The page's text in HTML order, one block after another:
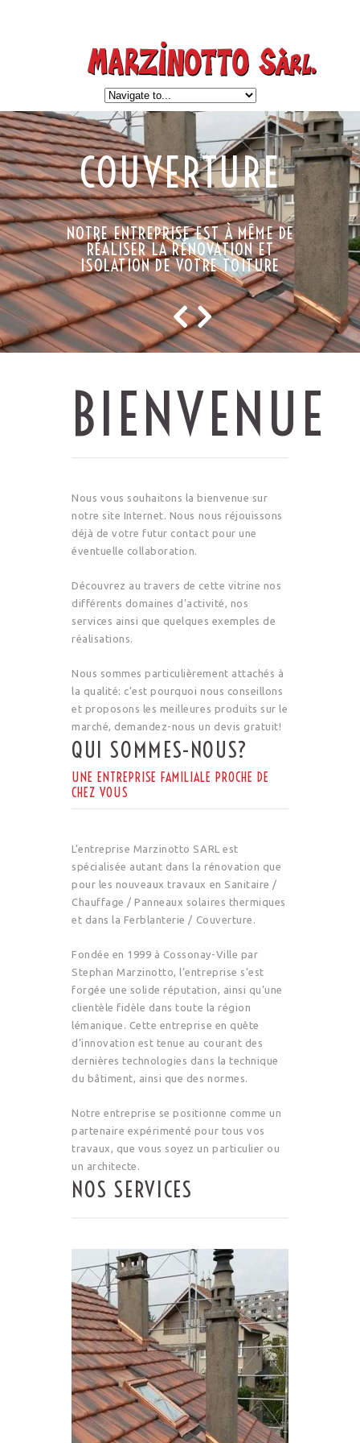
COUVERTURE
NOTRE ENTREPRISE EST À MÊME DE
RÉALISER LA RÉNOVATION ET
ISOLATION DE VOTRE TOITURE
BIENVENUE
Nous vous souhaitons la bienvenue sur
notre site Internet. Nous nous réjouissons
déjà de votre futur contact pour une
éventuelle collaboration.
Découvrez au travers de cette vitrine nos
différents domaines d’activité, nos
services ainsi que quelques exemples de
réalisations.
Nous sommes particulièrement attachés à
la qualité: c’est pourquoi nous conseillons
et proposons les meilleures produits sur le
marché, demandez-nous un devis gratuit!
QUI SOMMES-NOUS?
UNE ENTREPRISE FAMILIALE PROCHE DE
CHEZ VOUS
L’entreprise Marzinotto SARL est
spécialisée autant dans la rénovation que
pour les nouveaux travaux en Sanitaire /
Chauffage / Panneaux solaires thermiques
et dans la Ferblanterie / Couverture.
Fondée en 1999 à Cossonay-Ville par
Stephan Marzinotto, l’entreprise s’est
forgée une solide réputation, ainsi qu’une
clientèle fidèle dans toute la région
lémanique. Cette entreprise en quête
d’innovation est tenue au courant des
dernières technologies dans la technique
du bâtiment, ainsi que des normes.
Notre entreprise se positionne comme un
partenaire expérimenté pour tous vos
travaux, que vous soyez un particulier ou
un architecte.
NOS SERVICES